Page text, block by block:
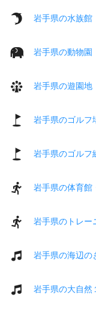
岩手県の水族館
岩手県の動物園
岩手県の遊園地
岩手県のゴルフ
岩手県のゴルフ
岩手県の体育館
岩手県のトレー
岩手県の海辺の
岩手県の大自然